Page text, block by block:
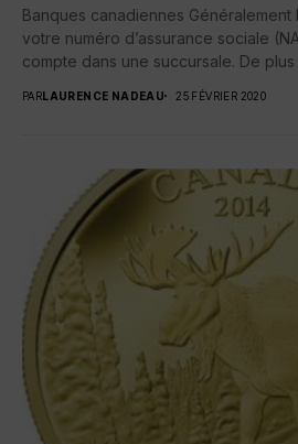
Banques canadiennes
votre numéro d’assurance sociale
compte dans une succursale. De plus
PARLAURENCE NADEAU 25 FÉVRIER 2020